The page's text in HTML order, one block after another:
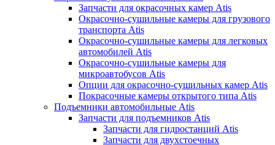
Запчасти для окрасочных камер Atis
Окрасочно-сушильные камеры для грузового
транспорта Atis
Окрасочно-сушильные камеры для легковых
автомобилей Atis
Окрасочно-сушильные камеры для
микроавтобусов Atis
Опции для окрасочно-сушильных камер Atis
Покрасочные камеры открытого типа Atis
Подъемники автомобильные Atis
Запчасти для подъемников Atis
Запчасти для гидростанций Atis
Запчасти для двухстоечных